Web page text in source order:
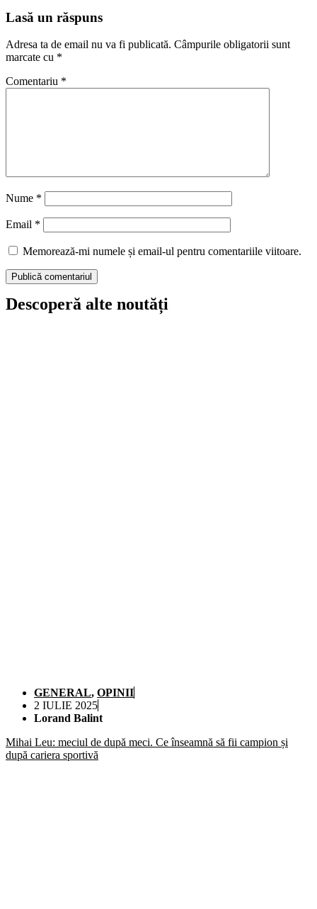
Lasă un răspuns
Adresa ta de email nu va fi publicată. Câmpurile obligatorii sunt
marcate cu *
Comentariu *
Nume *
Email *
Memorează-mi numele și email-ul pentru comentariile viitoare.
Descoperă alte noutăți
GENERAL, OPINII
2 IULIE 2025
Lorand Balint
Mihai Leu: meciul de după meci. Ce înseamnă să fii campion și
după cariera sportivă